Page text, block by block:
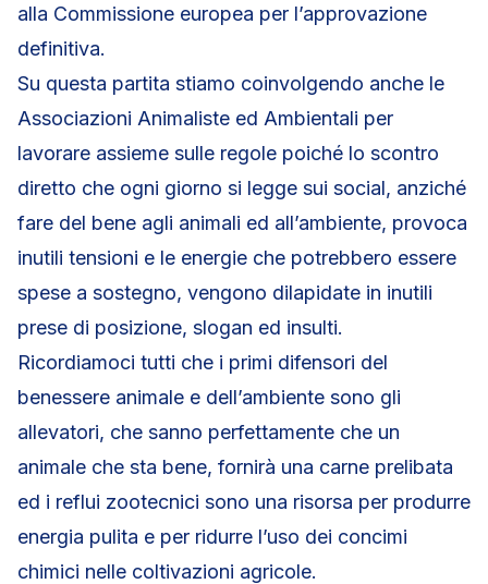
alla Commissione europea per l’approvazione
definitiva.
Su questa partita stiamo coinvolgendo anche le
Associazioni Animaliste ed Ambientali per
lavorare assieme sulle regole poiché lo scontro
diretto che ogni giorno si legge sui social, anziché
fare del bene agli animali ed all’ambiente, provoca
inutili tensioni e le energie che potrebbero essere
spese a sostegno, vengono dilapidate in inutili
prese di posizione, slogan ed insulti.
Ricordiamoci tutti che i primi difensori del
benessere animale e dell’ambiente sono gli
allevatori, che sanno perfettamente che un
animale che sta bene, fornirà una carne prelibata
ed i reflui zootecnici sono una risorsa per produrre
energia pulita e per ridurre l’uso dei concimi
chimici nelle coltivazioni agricole.